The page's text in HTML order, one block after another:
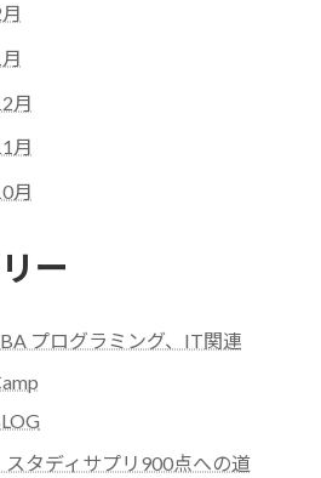
月
月
月
ー
プログラミング、IT関連
タディサプリ900点への道